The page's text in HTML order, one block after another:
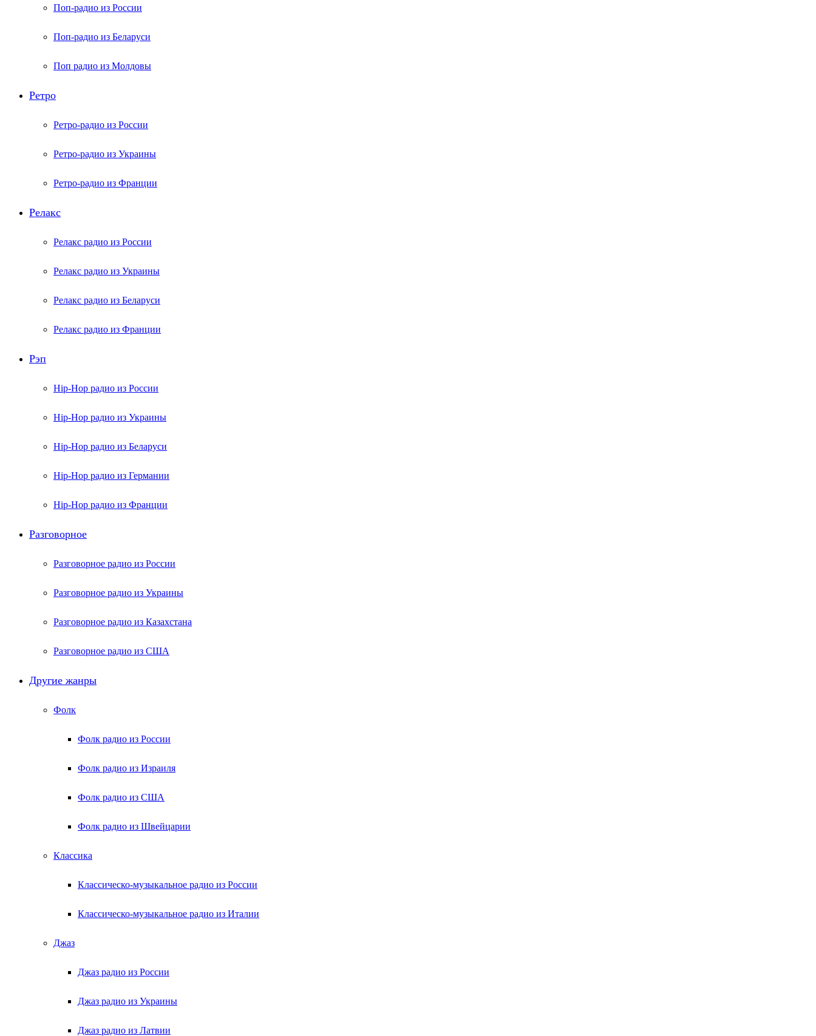
Поп-радио из России
Поп-радио из Беларуси
Поп радио из Молдовы
Ретро
Ретро-радио из России
Ретро-радио из Украины
Ретро-радио из Франции
Релакс
Релакс радио из России
Релакс радио из Украины
Релакс радио из Беларуси
Релакс радио из Франции
Рэп
Hip-Hop радио из России
Hip-Hop радио из Украины
Hip-Hop радио из Беларуси
Hip-Hop радио из Германии
Hip-Hop радио из Франции
Разговорное
Разговорное радио из России
Разговорное радио из Украины
Разговорное радио из Казахстана
Разговорное радио из США
Другие жанры
Фолк
Фолк радио из России
Фолк радио из Израиля
Фолк радио из США
Фолк радио из Швейцарии
Классика
Классическо-музыкальное радио из России
Классическо-музыкальное радио из Италии
Джаз
Джаз радио из России
Джаз радио из Украины
Джаз радио из Латвии